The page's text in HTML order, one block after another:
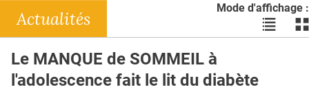
DOSSIERS
RÉSEAUX
E-REVUE SAD
Mode d'affichage :
Voir
les
les
Actualités
Le MANQUE de SOMMEIL à
l'adolescence fait le lit du diabète